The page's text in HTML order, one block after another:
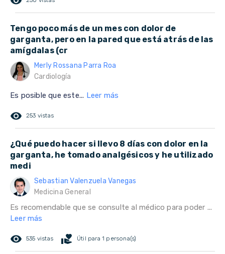
Tengo poco más de un mes con dolor de
garganta, pero en la pared que está atrás de las
amígdalas (cr
Merly Rossana Parra Roa
Cardiología
Es posible que este... Leer más
remove_red_eye 253 vistas
¿Qué puedo hacer si llevo 8 días con dolor en la
garganta, he tomado analgésicos y he utilizado
medi
Sebastian Valenzuela Vanegas
Medicina General
Es recomendable que se consulte al médico para poder ...
Leer más
remove_red_eye 535 vistas volunteer_activism Útil para 1 persona(s)